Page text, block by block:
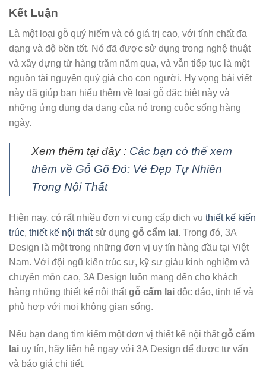
Kết Luận
Là một loại gỗ quý hiếm và có giá trị cao, với tính chất đa
dạng và độ bền tốt. Nó đã được sử dụng trong nghệ thuật
và xây dựng từ hàng trăm năm qua, và vẫn tiếp tục là một
nguồn tài nguyên quý giá cho con người. Hy vọng bài viết
này đã giúp bạn hiểu thêm về loại gỗ đặc biệt này và
những ứng dụng đa dạng của nó trong cuộc sống hàng
ngày.
Xem thêm tại đây : Các bạn có thể xem
thêm về Gỗ Gõ Đỏ: Vẻ Đẹp Tự Nhiên
Trong Nội Thất
Hiện nay, có rất nhiều đơn vị cung cấp dịch vụ thiết kế kiến
trúc, thiết kế nội thấtsử dụng gỗ cẩm lai. Trong đó, 3A
Design là một trong những đơn vị uy tín hàng đầu tại Việt
Nam. Với đội ngũ kiến trúc sư, kỹ sư giàu kinh nghiệm và
chuyên môn cao, 3A Design luôn mang đến cho khách
hàng những thiết kế nội thấtgỗ cẩm lai độc đáo, tinh tế và
phù hợp với mọi không gian sống.
Nếu bạn đang tìm kiếm một đơn vị thiết kế nội thấtgỗ cẩm
lai uy tín, hãy liên hệ ngay với 3A Design để được tư vấn
và báo giá chi tiết.